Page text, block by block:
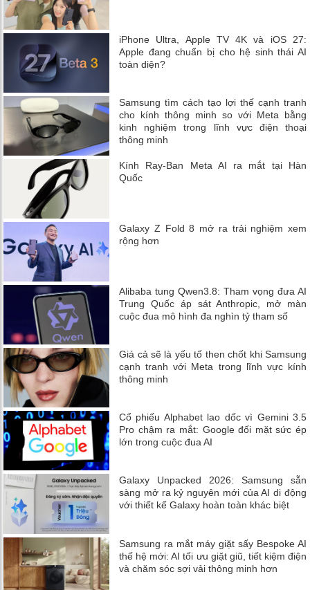
iPhone Ultra, Apple TV 4K và iOS 27:
Apple đang chuẩn bị cho hệ sinh thái AI
toàn diện?
Samsung tìm cách tạo lợi thế cạnh tranh
cho kính thông minh so với Meta bằng
kinh nghiệm trong lĩnh vực điện thoại
thông minh
Kính Ray-Ban Meta AI ra mắt tại Hàn
Quốc
Galaxy Z Fold 8 mở ra trải nghiệm xem
rộng hơn
Alibaba tung Qwen3.8: Tham vọng đưa AI
Trung Quốc áp sát Anthropic, mở màn
cuộc đua mô hình đa nghìn tỷ tham số
Giá cả sẽ là yếu tố then chốt khi Samsung
cạnh tranh với Meta trong lĩnh vực kính
thông minh
Cổ phiếu Alphabet lao dốc vì Gemini 3.5
Pro chậm ra mắt: Google đối mặt sức ép
lớn trong cuộc đua AI
Galaxy Unpacked 2026: Samsung sẵn
sàng mở ra kỷ nguyên mới của AI di động
với thiết kế Galaxy hoàn toàn khác biệt
Samsung ra mắt máy giặt sấy Bespoke AI
thế hệ mới: AI tối ưu giặt giũ, tiết kiệm điện
và chăm sóc sợi vải thông minh hơn